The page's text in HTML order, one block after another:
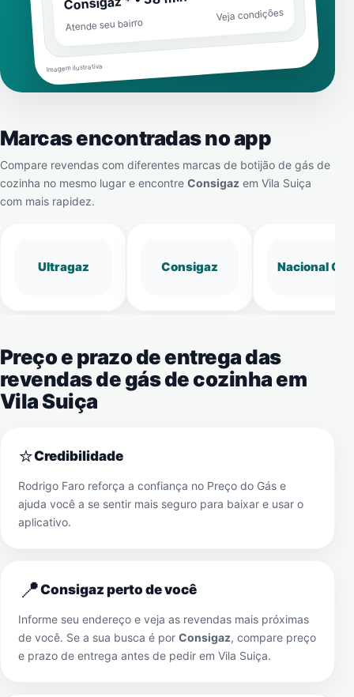
Atende seu bairro
Veja condições
Imagem ilustrativa
Marcas encontradas no app
Compare revendas com diferentes marcas de botijão de gás de
cozinha no mesmo lugar e encontre Consigaz em Vila Suiça
com mais rapidez.
Ultragaz Consigaz Nacional Gás
Preço e prazo de entrega das
revendas de gás de cozinha em
Vila Suiça
⭐Credibilidade
Rodrigo Faro reforça a confiança no Preço do Gás e
ajuda você a se sentir mais seguro para baixar e usar o
aplicativo.
📍Consigaz perto de você
Informe seu endereço e veja as revendas mais próximas
de você. Se a sua busca é por Consigaz, compare preço
e prazo de entrega antes de pedir em Vila Suiça.